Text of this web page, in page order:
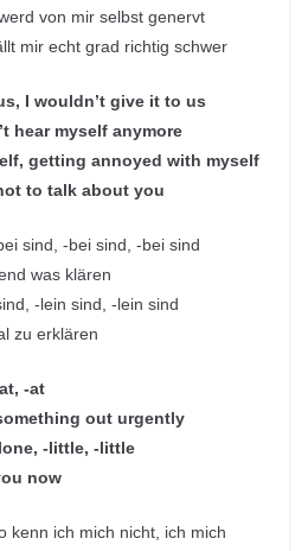
von mir selbst genervt
mir echt grad richtig schwer
I wouldn’t give it to us
hear myself anymore
getting annoyed with myself
to talk about you
sind, -bei sind, -bei sind
was klären
-lein sind, -lein sind
zu erklären
-at
out urgently
-little, -little
now
kenn ich mich nicht, ich mich